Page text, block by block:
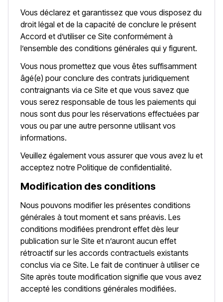
Vous déclarez et garantissez que vous disposez du
droit légal et de la capacité de conclure le présent
Accord et d’utiliser ce Site conformément à
l’ensemble des conditions générales qui y figurent.
Vous nous promettez que vous êtes suffisamment
âgé(e) pour conclure des contrats juridiquement
contraignants via ce Site et que vous savez que
vous serez responsable de tous les paiements qui
nous sont dus pour les réservations effectuées par
vous ou par une autre personne utilisant vos
informations.
Veuillez également vous assurer que vous avez lu et
acceptez notre Politique de confidentialité.
Modification des conditions
Nous pouvons modifier les présentes conditions
générales à tout moment et sans préavis. Les
conditions modifiées prendront effet dès leur
publication sur le Site et n’auront aucun effet
rétroactif sur les accords contractuels existants
conclus via ce Site. Le fait de continuer à utiliser ce
Site après toute modification signifie que vous avez
accepté les conditions générales modifiées.